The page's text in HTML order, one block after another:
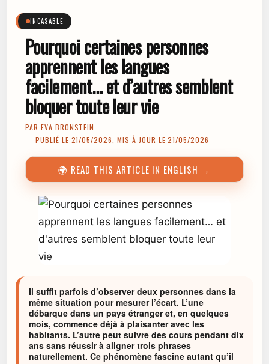
INCASABLE
Pourquoi certaines personnes
apprennent les langues
facilement… et d’autres semblent
bloquer toute leur vie
PAR EVA BRONSTEIN
— PUBLIÉ LE 21/05/2026, MIS À JOUR LE 21/05/2026
🌍 READ THIS ARTICLE IN ENGLISH →
Il suffit parfois d’observer deux personnes dans la
même situation pour mesurer l’écart. L’une
débarque dans un pays étranger et, en quelques
mois, commence déjà à plaisanter avec les
habitants. L’autre peut suivre des cours pendant dix
ans sans réussir à aligner trois phrases
naturellement. Ce phénomène fascine autant qu’il